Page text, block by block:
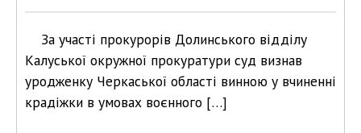
За участі прокурорів Долинського відділу
Калуської окружної прокуратури суд визнав
уродженку Черкаської області винною у вчиненні
крадіжки в умовах воєнного […]